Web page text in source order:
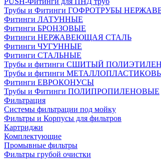
Трубы и Фитинги ГОФРОТРУБЫ
Фитинги ЛАТУННЫЕ
Фитинги БРОНЗОВЫЕ
Фитинги НЕРЖАВЕЮЩАЯ СТАЛЬ
Фитинги ЧУГУННЫЕ
Фитинги СТАЛЬНЫЕ
Трубы и фитинги СШИТЫЙ ПОЛИЭТИЛЕН
Трубы и фитинги
Фитинги ЕВРОКОНУСЫ
Трубы и Фитинги ПОЛИПРОПИЛЕНОВЫЕ
Фильтрация
Системы фильтрации под мойку
Фильтры и Корпусы для фильтров
Картриджи
Комплектующие
Промывные фильтры
Фильтры грубой очистки